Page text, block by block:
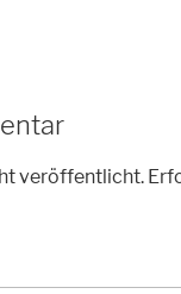
veröffentlicht.